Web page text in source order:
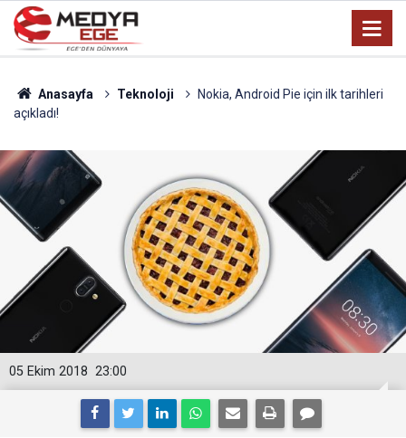
Anasayfa Teknoloji
Nokia, Android Pie için ilk tarihleri
açıkladı!
23:00
05 Ekim 2018